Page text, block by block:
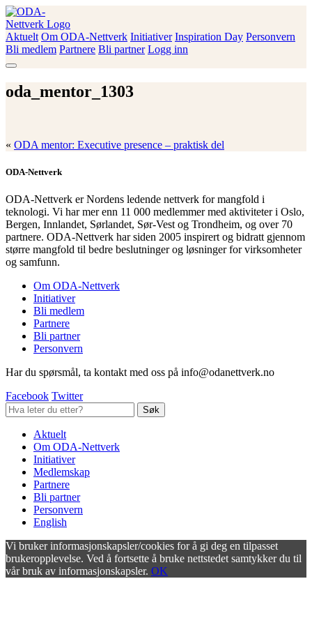
Skip
to
content
ODA-Nettverk
Aktuelt Om ODA-Nettverk Initiativer Inspiration Day Personvern
Bli medlem Partnere Bli partner Logg inn
oda_mentor_1303
« ODA mentor: Executive presence – praktisk del
ODA-Nettverk
ODA-Nettverk er Nordens ledende nettverk for mangfold i
teknologi. Vi har mer enn 11 000 medlemmer med aktiviteter i Oslo,
Bergen, Innlandet, Sørlandet, Sør-Vest og Trondheim, og over 70
partnere. ODA-Nettverk har siden 2005 inspirert og bidratt gjennom
større mangfold til bedre beslutninger og løsninger for virksomheter
og samfunn.
Om ODA-Nettverk
Initiativer
Bli medlem
Partnere
Bli partner
Personvern
Har du spørsmål, ta kontakt med oss på info@odanettverk.no
Facebook Twitter
Aktuelt
Om ODA-Nettverk
Initiativer
Medlemskap
Partnere
Bli partner
Personvern
English
Vi bruker informasjonskapsler/cookies for å gi deg en tilpasset
brukeropplevelse. Ved å fortsette å bruke nettstedet samtykker du til
vår bruk av informasjonskapsler. OK